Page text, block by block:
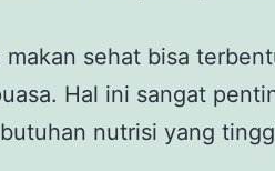
sehat bisa
Hal ini sangat
nutrisi yang